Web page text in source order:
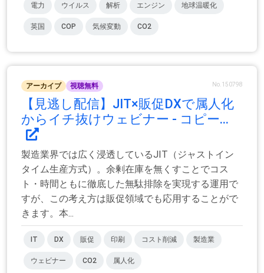
電力 ウイルス 解析 エンジン 地球温暖化
英国 COP 気候変動 CO2
アーカイブ 視聴無料 No.150798
【見逃し配信】JIT×販促DXで属人化
からイチ抜けウェビナー - コピー...
製造業界では広く浸透しているJIT（ジャストイン
タイム生産方式）。余剰在庫を無くすことでコス
ト・時間ともに徹底した無駄排除を実現する運用で
すが、この考え方は販促領域でも応用することがで
きます。本...
IT DX 販促 印刷 コスト削減 製造業
ウェビナー CO2 属人化